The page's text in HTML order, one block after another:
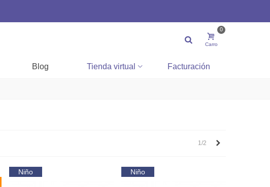
Carro
0
Blog Tienda virtual Facturación
1/2
Niño Niño